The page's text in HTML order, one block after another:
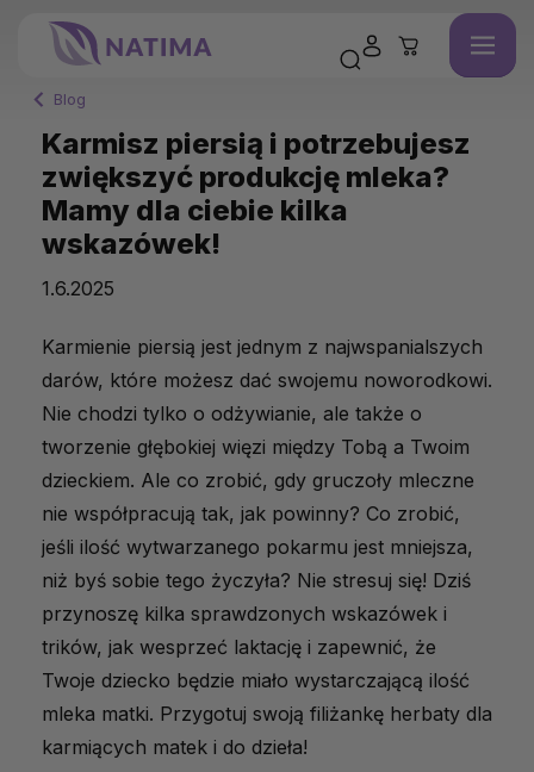
Blog
Karmisz piersią i potrzebujesz
zwiększyć produkcję mleka?
Mamy dla ciebie kilka
wskazówek!
1.6.2025
Karmienie piersią jest jednym z najwspanialszych
darów, które możesz dać swojemu noworodkowi.
Nie chodzi tylko o odżywianie, ale także o
tworzenie głębokiej więzi między Tobą a Twoim
dzieckiem. Ale co zrobić, gdy gruczoły mleczne
nie współpracują tak, jak powinny? Co zrobić,
jeśli ilość wytwarzanego pokarmu jest mniejsza,
niż byś sobie tego życzyła? Nie stresuj się! Dziś
przynoszę kilka sprawdzonych wskazówek i
trików, jak wesprzeć laktację i zapewnić, że
Twoje dziecko będzie miało wystarczającą ilość
mleka matki. Przygotuj swoją filiżankę herbaty dla
karmiących matek i do dzieła!